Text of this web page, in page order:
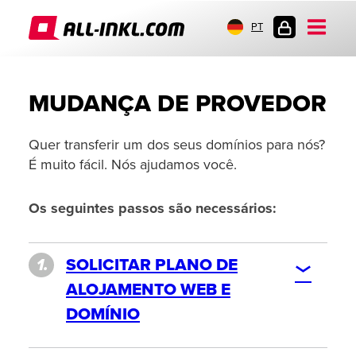
PT
CLIENTE
MUDANÇA DE PROVEDOR
Quer transferir um dos seus domínios para nós?
É muito fácil. Nós ajudamos você.
Os seguintes passos são necessários:
SOLICITAR PLANO DE
ALOJAMENTO WEB E
DOMÍNIO
Você solicita um de nossos planos de